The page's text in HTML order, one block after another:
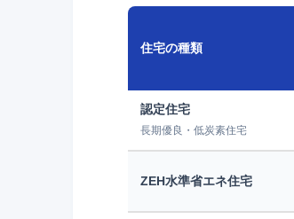
住宅の種類
認定住宅
長期優良・低炭素住宅
ZEH水準省エネ住宅